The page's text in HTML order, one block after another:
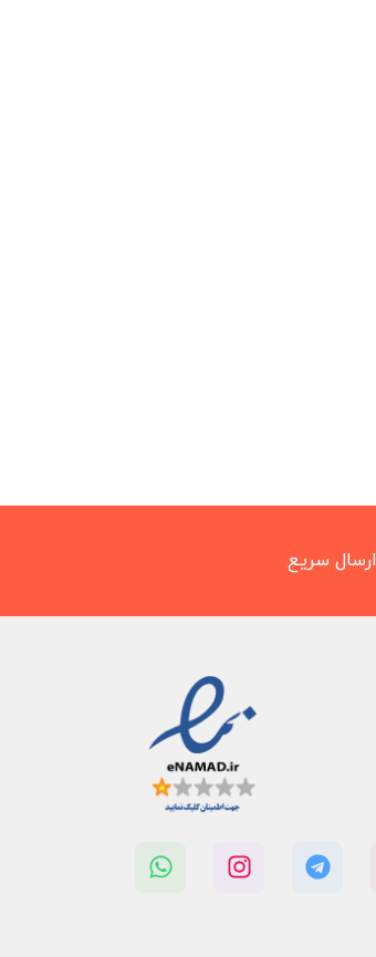
ارسال سریع